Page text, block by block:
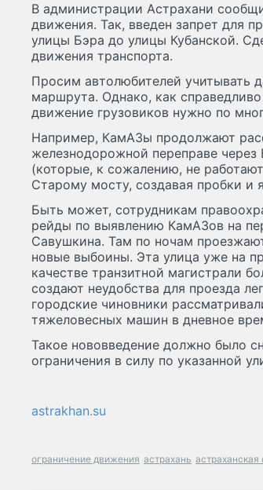
В администрации Астрахани
движения. Так, введен запрет для
улицы Бэра до улицы Кубанской.
движения транспорта.
Просим автолюбителей учитывать
маршрута. Однако, как
движение грузовиков нужно по
Например, КамАЗы продолжают
железнодорожной переправе
(которые, к сожалению, не
Старому мосту, создавая пробки
Быть может, сотрудникам
рейды по выявлению КамАЗов на
Савушкина. Там по ночам
новые выбоины. Эта улица уже на
качестве транзитной магистрали
создают неудобства для проезда
городские чиновники
тяжеловесных машин в дневное
Такое нововведение должно было
ограничения в силу по указанной
astrakhan.su
ограничение движения астрахань астраханская